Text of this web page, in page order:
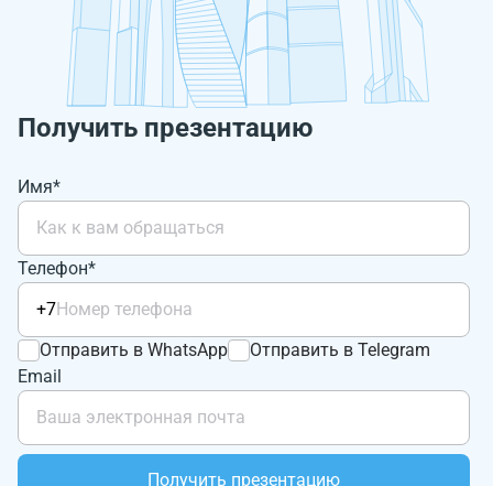
Получить презентацию
Имя*
Телефон*
+7
Отправить в WhatsApp
Отправить в Telegram
Email
Получить презентацию